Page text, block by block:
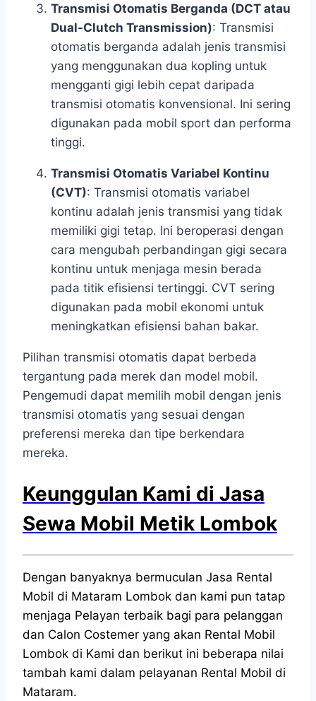
Transmisi Otomatis Berganda (DCT atau
Dual-Clutch Transmission): Transmisi
otomatis berganda adalah jenis transmisi
yang menggunakan dua kopling untuk
mengganti gigi lebih cepat daripada
transmisi otomatis konvensional. Ini sering
digunakan pada mobil sport dan performa
tinggi.
Transmisi Otomatis Variabel Kontinu
(CVT): Transmisi otomatis variabel
kontinu adalah jenis transmisi yang tidak
memiliki gigi tetap. Ini beroperasi dengan
cara mengubah perbandingan gigi secara
kontinu untuk menjaga mesin berada
pada titik efisiensi tertinggi. CVT sering
digunakan pada mobil ekonomi untuk
meningkatkan efisiensi bahan bakar.
Pilihan transmisi otomatis dapat berbeda
tergantung pada merek dan model mobil.
Pengemudi dapat memilih mobil dengan jenis
transmisi otomatis yang sesuai dengan
preferensi mereka dan tipe berkendara
mereka.
Keunggulan Kami di Jasa
Sewa Mobil Metik Lombok
Dengan banyaknya bermuculan Jasa Rental
Mobil di Mataram Lombok dan kami pun tatap
menjaga Pelayan terbaik bagi para pelanggan
dan Calon Costemer yang akan Rental Mobil
Lombok di Kami dan berikut ini beberapa nilai
tambah kami dalam pelayanan Rental Mobil di
Mataram.